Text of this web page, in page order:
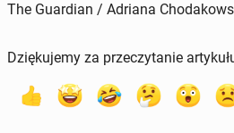
The Guardian / Adriana
Dziękujemy za przeczytanie